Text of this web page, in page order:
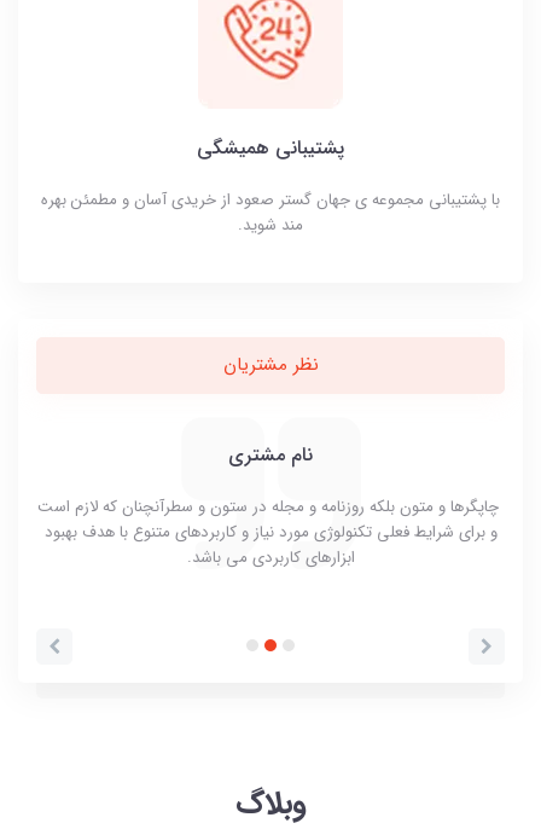
پشتیبانی همیشگی
با پشتیبانی مجموعه ی جهان گستر صعود از خریدی آسان و مطمئن بهره
مند شوید.
نظر مشتریان
نام مشتری
چاپگرها و متون بلکه روزنامه و مجله در ستون و سطرآنچنان که لازم است
و برای شرایط فعلی تکنولوژی مورد نیاز و کاربردهای متنوع با هدف بهبود
ابزارهای کاربردی می باشد.
وبلاگ